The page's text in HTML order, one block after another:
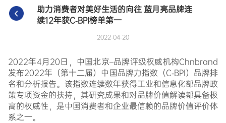
助力消费者对美好生活的向往 蓝月亮品牌连
续12年获C-BPI榜单第一
2022-04-20
2022年4月20日，中国北京–品牌评级权威机构Chnbrand
发布2022年（第十二届）中国品牌力指数（C-BPI）品牌排
名和分析报告。该指数连续数年获得工业和信息化部品牌政
策专项资金的扶持，其研究成果和对品牌价值解读都具备极
高的权威性，是中国消费者和企业最信赖的品牌价值评价体
系之一。